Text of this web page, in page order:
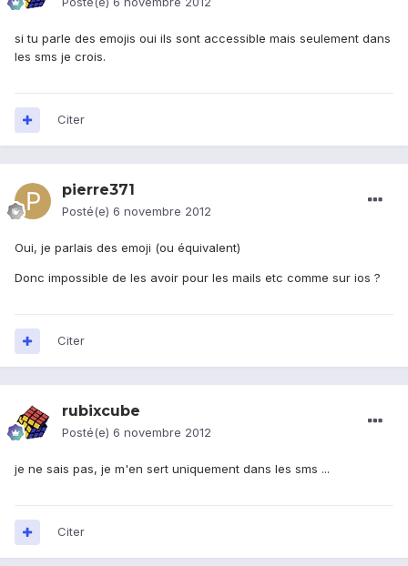
si tu parle des emojis oui ils sont accessible mais seulement dans
les sms je crois.
Citer
pierre371
Posté(e) 6 novembre 2012
Oui, je parlais des emoji (ou équivalent)
Donc impossible de les avoir pour les mails etc comme sur ios ?
Citer
rubixcube
Posté(e) 6 novembre 2012
je ne sais pas, je m'en sert uniquement dans les sms ...
Citer